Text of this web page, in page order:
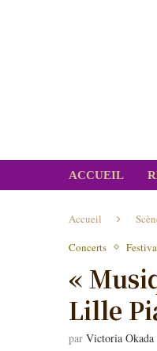
ACCUEIL
Accueil
Concerts
«
Lille
par Victoria Okada